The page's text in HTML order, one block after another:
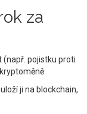
za
(např. pojistku proti
ji na blockchain,